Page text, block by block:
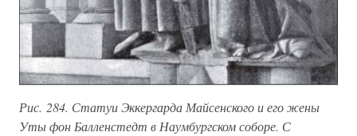
Рис. 284. Статуи Эккергарда Майсенского и его жены
Уты фон Балленстедт в Наумбургском соборе. С